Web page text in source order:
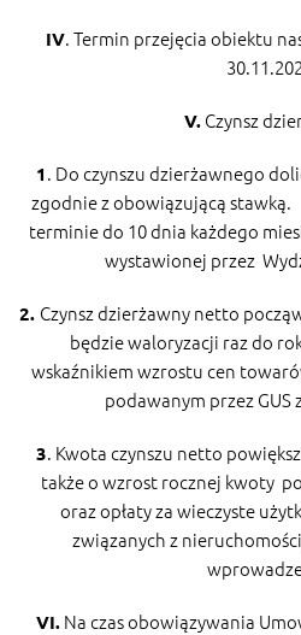
IV. Termin przejęcia obiektu
V. Czynsz
1 . Do czynszu dzierżawnego
zgodnie z obowiązującą
terminie do 10 dnia każdego
wystawionej przez
2. Czynsz dzierżawny netto
będzie waloryzacji raz do
wskaźnikiem wzrostu cen
podawanym przez GUS
3. Kwota czynszu netto
także o wzrost rocznej kwoty
oraz opłaty za wieczyste
związanych z
VI. Na czas obowiązywania